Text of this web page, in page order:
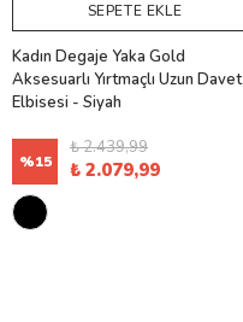
SEPETE EKLE
Kadın Degaje Yaka Gold
Aksesuarlı Yırtmaçlı Uzun Davet
Elbisesi - Siyah
%15
₺ 2.439,99
₺ 2.079,99